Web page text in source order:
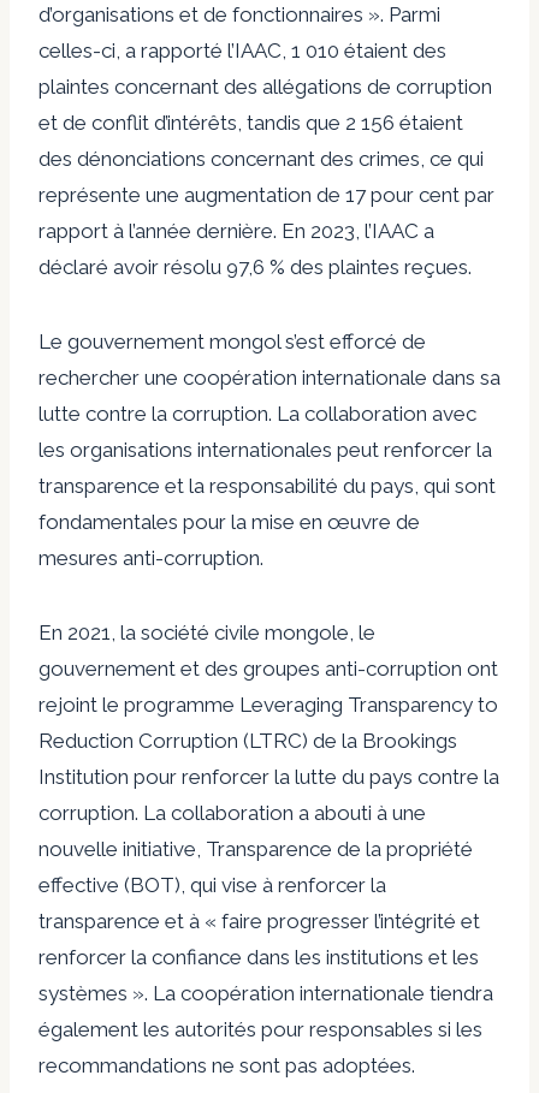
d’organisations et de fonctionnaires ». Parmi
celles-ci, a rapporté l’IAAC, 1 010 étaient des
plaintes concernant des allégations de corruption
et de conflit d’intérêts, tandis que 2 156 étaient
des dénonciations concernant des crimes, ce qui
représente une augmentation de 17 pour cent par
rapport à l’année dernière. En 2023, l’IAAC a
déclaré avoir résolu 97,6 % des plaintes reçues.
Le gouvernement mongol s’est efforcé de
rechercher une coopération internationale dans sa
lutte contre la corruption. La collaboration avec
les organisations internationales peut renforcer la
transparence et la responsabilité du pays, qui sont
fondamentales pour la mise en œuvre de
mesures anti-corruption.
En 2021, la société civile mongole, le
gouvernement et des groupes anti-corruption ont
rejoint le programme Leveraging Transparency to
Reduction Corruption (LTRC) de la Brookings
Institution pour renforcer la lutte du pays contre la
corruption. La collaboration a abouti à une
nouvelle initiative, Transparence de la propriété
effective (BOT), qui vise à renforcer la
transparence et à « faire progresser l’intégrité et
renforcer la confiance dans les institutions et les
systèmes ». La coopération internationale tiendra
également les autorités pour responsables si les
recommandations ne sont pas adoptées.